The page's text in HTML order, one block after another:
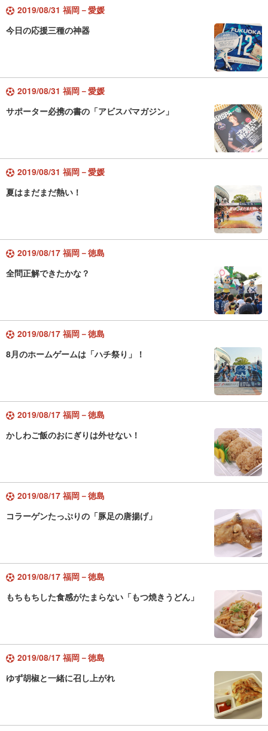
2019/08/31 福岡－愛媛
今日の応援三種の神器
2019/08/31 福岡－愛媛
サポーター必携の書の「アビスパマガジン」
2019/08/31 福岡－愛媛
夏はまだまだ熱い！
2019/08/17 福岡－徳島
全問正解できたかな？
2019/08/17 福岡－徳島
8月のホームゲームは「ハチ祭り」！
2019/08/17 福岡－徳島
かしわご飯のおにぎりは外せない！
2019/08/17 福岡－徳島
コラーゲンたっぷりの「豚足の唐揚げ」
2019/08/17 福岡－徳島
もちもちした食感がたまらない「もつ焼きうどん」
2019/08/17 福岡－徳島
ゆず胡椒と一緒に召し上がれ